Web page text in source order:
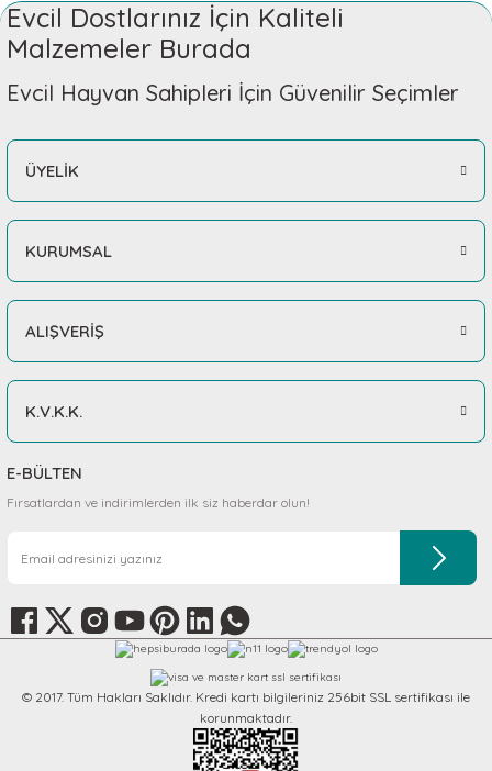
Evcil Dostlarınız İçin Kaliteli
Malzemeler Burada
Evcil Hayvan Sahipleri İçin Güvenilir Seçimler
ÜYELİK
KURUMSAL
ALIŞVERİŞ
K.V.K.K.
E-BÜLTEN
Fırsatlardan ve indirimlerden ilk siz haberdar olun!
© 2017. Tüm Hakları Saklıdır. Kredi kartı bilgileriniz 256bit SSL sertifikası ile
korunmaktadır.